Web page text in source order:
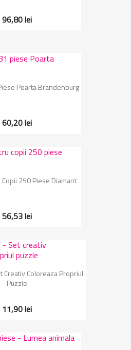
96,80 lei
rapida
Poarta Brandenburg
60,20 lei
rapida
250 Piese Diamant
56,53 lei
rapida
Creativ Coloreaza Propriul
Puzzle
11,90 lei